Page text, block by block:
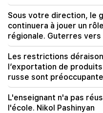
18:19
La Biélorussie n’a pas
l’URSS. Loukachenko
09:45
L’Église arménienne
mais le moyen d’y
pouvoir. Tigran
Sous votre direction, le
continuera à jouer un
régionale. Guterres vers
Les restrictions
l’exportation de
russe sont
L'enseignant n'a pas
l'école. Nikol Pashinyan